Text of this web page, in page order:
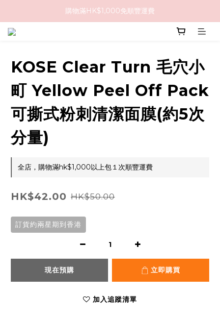
購物滿HK$1,000免順豐運費
購物滿HK$1,000免順豐運費
KOSE Clear Turn 毛穴小
町 Yellow Peel Off Pack
可撕式粉刺清潔面膜(約5次
分量)
全店，購物滿hk$1,000以上包１次順豐運費
HK$42.00 HK$50.00
訂貨約兩星期到香港
現在預購 立即購買
加入追蹤清單